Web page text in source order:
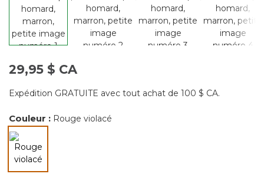
29,95 $ CA
Expédition GRATUITE avec tout achat de 100 $ CA.
Couleur : Rouge violacé
sélectionné